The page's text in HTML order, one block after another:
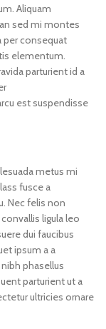
Aliquam
sed mi montes
per consequat
elementum.
parturient id a
est suspendisse
metus mi
fusce a
Nec felis non
ligula leo
dui faucibus
ipsum a a
phasellus
parturient ut a
ultricies ornare